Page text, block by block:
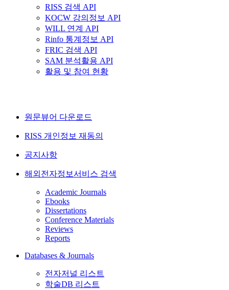
RISS 검색 API
KOCW 강의정보 API
WILL 연계 API
Rinfo 통계정보 API
FRIC 검색 API
SAM 분석활용 API
활용 및 참여 현황
원문뷰어 다운로드
RISS 개인정보 재동의
공지사항
해외전자정보서비스 검색
Academic Journals
Ebooks
Dissertations
Conference Materials
Reviews
Reports
Databases & Journals
전자저널 리스트
학술DB 리스트